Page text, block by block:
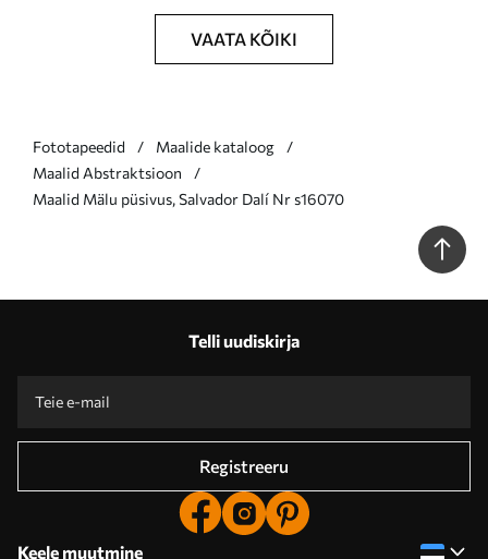
VAATA KÕIKI
Fototapeedid
Maalide kataloog
Maalid Abstraktsioon
Maalid Mälu püsivus, Salvador Dalí Nr s16070
Telli uudiskirja
Registreeru
Keele muutmine